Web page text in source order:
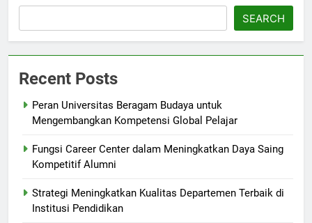
SEARCH
Recent Posts
Peran Universitas Beragam Budaya untuk
Mengembangkan Kompetensi Global Pelajar
Fungsi Career Center dalam Meningkatkan Daya Saing
Kompetitif Alumni
Strategi Meningkatkan Kualitas Departemen Terbaik di
Institusi Pendidikan